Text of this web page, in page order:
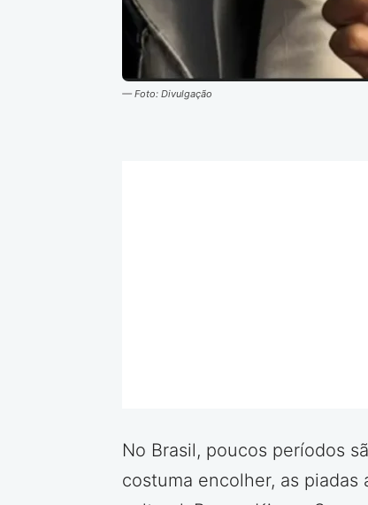
— Foto: Divulgação
No Brasil, poucos períodos
costuma encolher, as